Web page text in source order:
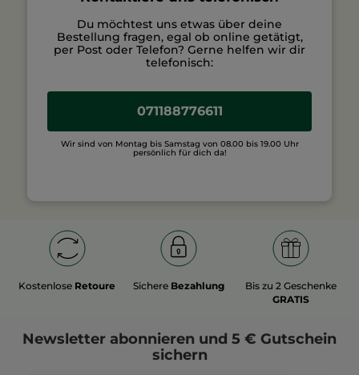
Du möchtest uns etwas über deine
Bestellung fragen, egal ob online getätigt,
per Post oder Telefon? Gerne helfen wir dir
telefonisch:
071188776611
Wir sind von Montag bis Samstag von 08.00 bis 19.00 Uhr
persönlich für dich da!
Kostenlose Retoure Sichere Bezahlung
Bis zu 2 Geschenke
GRATIS
Newsletter abonnieren und 5 € Gutschein
sichern